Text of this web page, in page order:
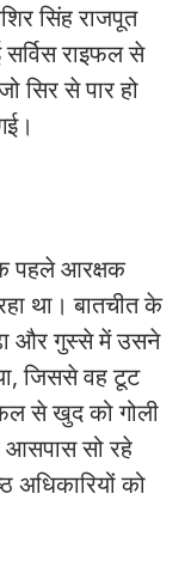
सिंह राजपूत
राइफल से
सिर से पार हो
पहले आरक्षक
था। बातचीत के
और गुस्से में उसने
जिससे वह टूट
से खुद को गोली
सो रहे
अधिकारियों को